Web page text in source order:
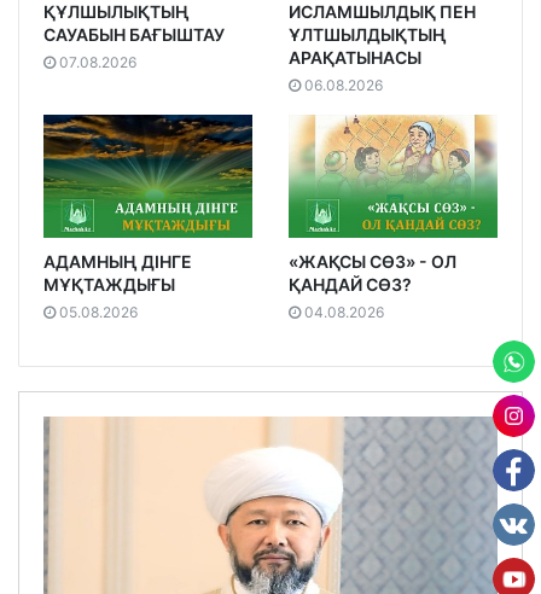
ҚҰЛШЫЛЫҚТЫҢ
САУАБЫН БАҒЫШТАУ
07.08.2026
ИСЛАМШЫЛДЫҚ ПЕН
ҰЛТШЫЛДЫҚТЫҢ
АРАҚАТЫНАСЫ
06.08.2026
АДАМНЫҢ ДІНГЕ
МҰҚТАЖДЫҒЫ
05.08.2026
«ЖАҚСЫ СӨЗ» - ОЛ
ҚАНДАЙ СӨЗ?
04.08.2026